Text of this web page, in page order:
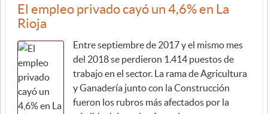
El empleo privado cayó un 4,6% en La
Rioja
Entre septiembre de 2017 y el mismo mes
del 2018 se perdieron 1.414 puestos de
trabajo en el sector. La rama de Agricultura
y Ganadería junto con la Construcción
fueron los rubros más afectados por la